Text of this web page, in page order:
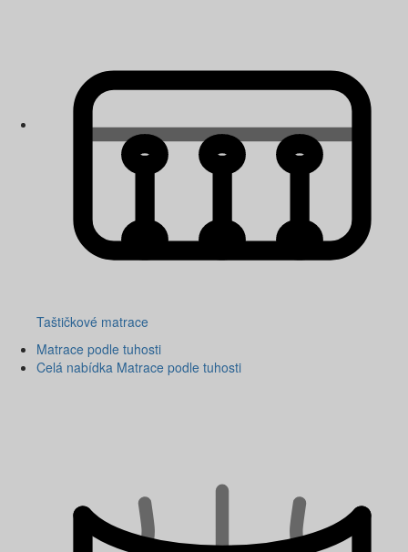
Taštičkové matrace
Matrace podle tuhosti
Celá nabídka Matrace podle tuhosti